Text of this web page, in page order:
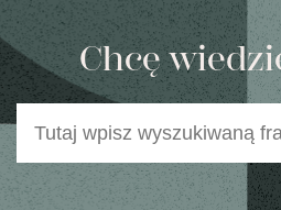
Chcę